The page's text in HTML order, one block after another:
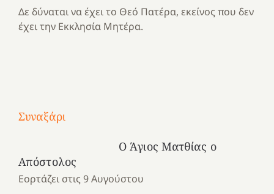
Δε δύναται να έχει το Θεό Πατέρα, εκείνος που δεν
έχει την Εκκλησία Μητέρα.
Συναξάρι
Ο Άγιος Ματθίας ο
Απόστολος
Εορτάζει στις 9 Αυγούστου
Μια
ένα
καλοκαίρι
και
Νοσοκομείο
“Ερυθρός
Κατασκηνωτικές
το
Ελληνικό